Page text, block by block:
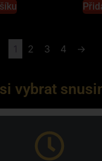
1 2 3 4 →
vybrat